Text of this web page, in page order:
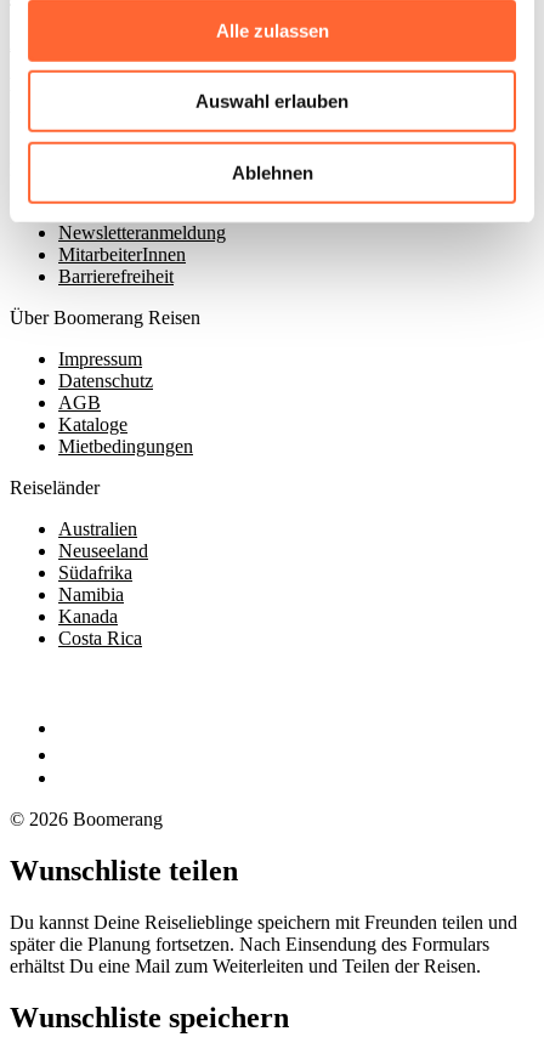
Alle zulassen
Auswahl erlauben
Ablehnen
54292 Trier
Kontakt
Newsletteranmeldung
MitarbeiterInnen
Barrierefreiheit
Über Boomerang Reisen
Impressum
Datenschutz
AGB
Kataloge
Mietbedingungen
Reiseländer
Australien
Neuseeland
Südafrika
Namibia
Kanada
Costa Rica
© 2026 Boomerang
Wunschliste teilen
Du kannst Deine Reiselieblinge speichern mit Freunden teilen und
später die Planung fortsetzen. Nach Einsendung des Formulars
erhältst Du eine Mail zum Weiterleiten und Teilen der Reisen.
Wunschliste speichern